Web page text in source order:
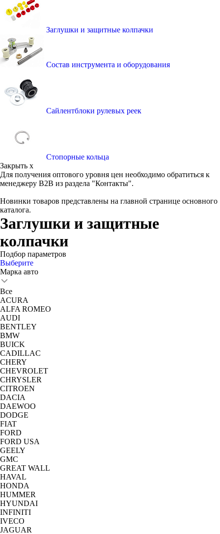
Заглушки и защитные колпачки
Состав инструмента и оборудования
Сайлентблоки рулевых реек
Стопорные кольца
Закрыть x
Для получения оптового уровня цен необходимо обратиться к
менеджеру B2B из раздела "Контакты".
Новинки товаров представлены на главной странице основного
каталога.
Заглушки и защитные
колпачки
Подбор параметров
Выберите
Марка авто
Все
ACURA
ALFA ROMEO
AUDI
BENTLEY
BMW
BUICK
CADILLAC
CHERY
CHEVROLET
CHRYSLER
CITROEN
DACIA
DAEWOO
DODGE
FIAT
FORD
FORD USA
GEELY
GMC
GREAT WALL
HAVAL
HONDA
HUMMER
HYUNDAI
INFINITI
IVECO
JAGUAR